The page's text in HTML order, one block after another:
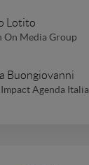
Lotito
On Media Group
Buongiovanni
Agenda Italia